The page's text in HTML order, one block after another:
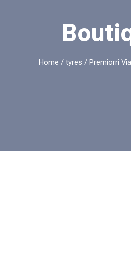
Home / tyres / Premiorri